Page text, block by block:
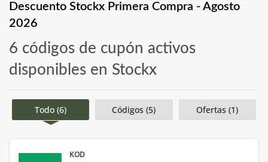
Descuento Stockx Primera Compra - Agosto
2026
6 códigos de cupón activos
disponibles en Stockx
Todo (6) Códigos (5) Ofertas (1)
KOD